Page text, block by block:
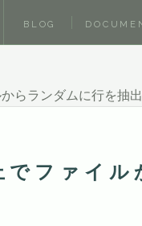
BLOG
らランダムに行を抽
ファイル